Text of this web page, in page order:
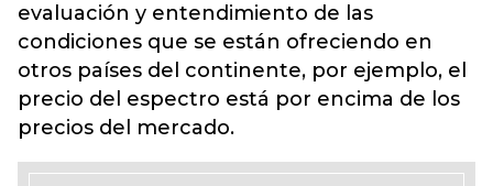
evaluación y entendimiento de las
condiciones que se están ofreciendo en
otros países del continente, por ejemplo, el
precio del espectro está por encima de los
precios del mercado.